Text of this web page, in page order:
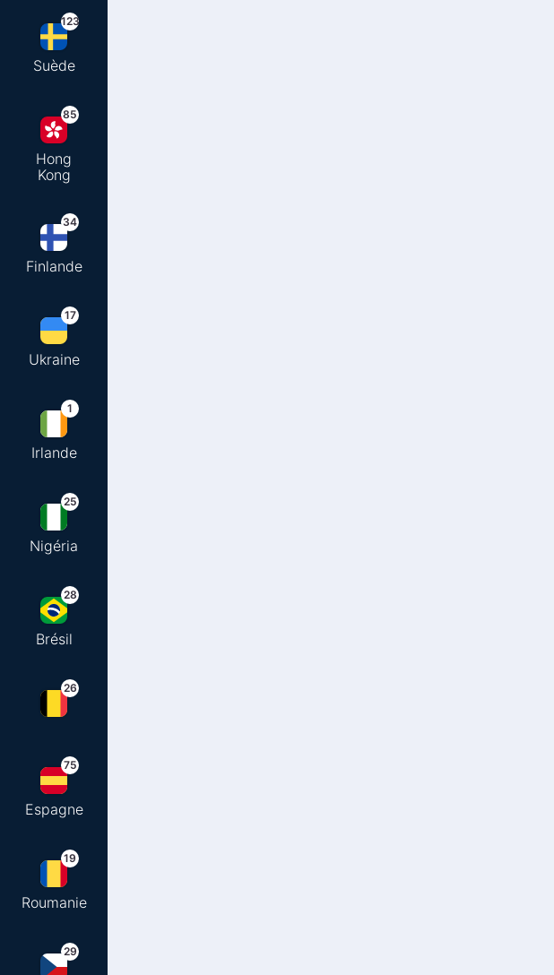
123
Suède
85
Hong
Kong
34
Finlande
17
Ukraine
1
Irlande
25
Nigéria
28
Brésil
26
75
Espagne
19
Roumanie
29